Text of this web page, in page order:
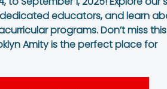
educators, and learn
programs. Don’t miss
Amity is the perfect place for